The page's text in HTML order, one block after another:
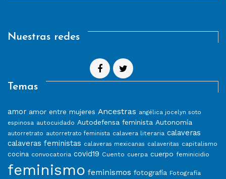
Nuestras redes
Temas
amor amor entre mujeres Ancestras angélica jocelyn soto
espinosa autocuidado Autodefensa feminista Autonomía
autorretrato autorretrato feminista calavera literaria calaveras
calaveras feministas calaveras mexicanas calaveritas capitalismo
cocina convocatoria covid19 Cuento cuerpa cuerpo feminicidio
feminismo feminismos fotografía Fotografía